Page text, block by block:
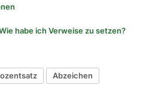
habe ich Verweise zu setzen?
Abzeichen